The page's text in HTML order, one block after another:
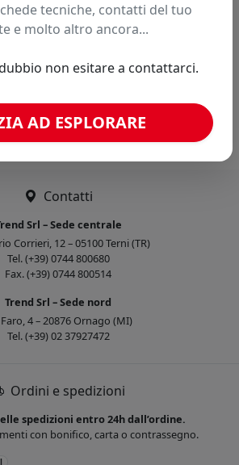
simili
Contatti
Srl – Sede centrale
Corrieri, 12 – 05100 Terni (TR)
Tel. (+39) 0744 800680
Fax. (+39) 0744 800514
Trend Srl – Sede nord
4 – 20876 Ornago (MI)
Tel. (+39) 02 37927472
Ordini e spedizioni
spedizioni entro 24h dall’ordine.
con bonifico, carta o contrassegno.
tecniche, contatti del tuo
e molto altro ancora...
non esitare a contattarci.
AD ESPLORARE